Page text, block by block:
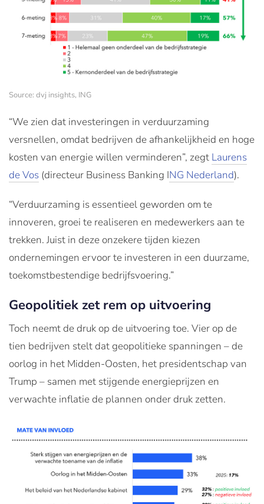
Source: dvj insights, ING
“We zien dat investeringen in verduurzaming
versnellen, omdat bedrijven de afhankelijkheid en hoge
kosten van energie willen verminderen”, zegt Laurens
de Vos (directeur Business Banking ING Nederland).
“Verduurzaming is essentieel geworden om te
innoveren, groei te realiseren en medewerkers aan te
trekken. Juist in deze onzekere tijden kiezen
ondernemingen ervoor te investeren in een duurzame,
toekomstbestendige bedrijfsvoering.”
Geopolitiek zet rem op uitvoering
Toch neemt de druk op de uitvoering toe. Vier op de
tien bedrijven stelt dat geopolitieke spanningen – de
oorlog in het Midden-Oosten, het presidentschap van
Trump – samen met stijgende energieprijzen en
verwachte inflatie de plannen onder druk zetten.